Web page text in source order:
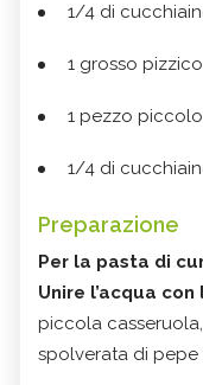
1/4 di
1 grosso
1 pezzo
1/4 di
Preparazione
Per la pasta di
Unire l’acqua
piccola
spolverata di